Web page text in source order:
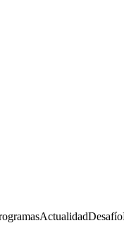
ActualidadDesafío